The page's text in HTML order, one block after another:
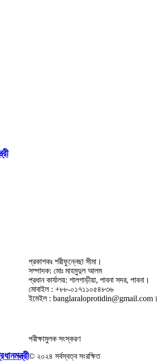
প্রকাশকঃ শরীফুন্নেছা সীমা।
সম্পাদক: মোঃ মাহমুদুল আলম
প্রধান কার্যালয়: শালগাড়ীয়া, পাবনা সদর, পাবনা।
মোবাইল : +৮৮-০১৭১১০৫৪৮৩৬
ইমেইল : banglaraloprotidin@gmail.com।
পরীক্ষামুলক সংস্করণ
© ২০২৪ সর্বস্বত্ব সংরক্ষিত